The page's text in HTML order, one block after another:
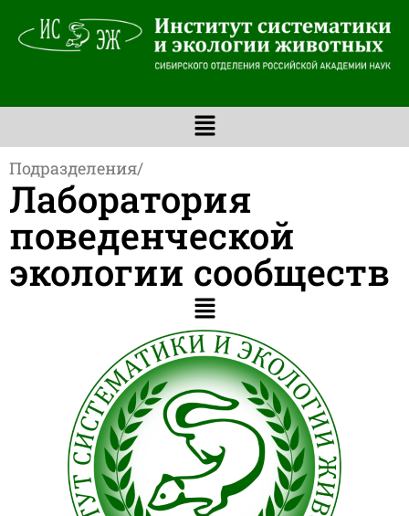
Подразделения/
Лаборатория
поведенческой
экологии сообществ